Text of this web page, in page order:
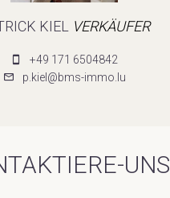
KIEL VERKÄUFER
+49 171 6504842
p.kiel@bms-immo.lu
UNS